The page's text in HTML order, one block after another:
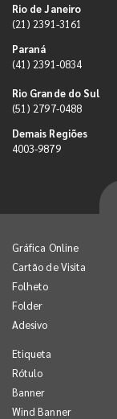
Rio de Janeiro
(21) 2391-3161
Paraná
(41) 2391-0834
Rio Grande do Sul
(51) 2797-0488
Demais Regiões
4003-9879
Gráfica Online
Cartão de Visita
Folheto
Folder
Adesivo
Etiqueta
Rótulo
Banner
Wind Banner